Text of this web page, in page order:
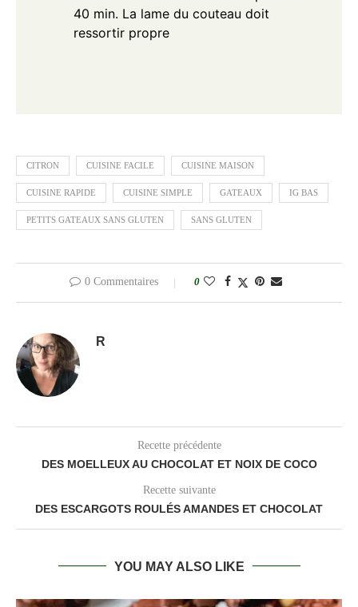
40 min. La lame du couteau doit
ressortir propre
CITRON CUISINE FACILE CUISINE MAISON
CUISINE RAPIDE CUISINE SIMPLE GATEAUX IG BAS
PETITS GATEAUX SANS GLUTEN SANS GLUTEN
0 Commentaires 0
R
Recette précédente
DES MOELLEUX AU CHOCOLAT ET NOIX DE COCO
Recette suivante
DES ESCARGOTS ROULÉS AMANDES ET CHOCOLAT
YOU MAY ALSO LIKE